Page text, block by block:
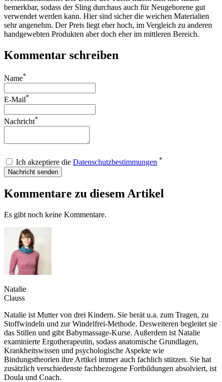
bemerkbar, sodass der Sling durchaus auch für Neugeborene gut
verwendet werden kann. Hier sind sicher die weichen Materialien
sehr angenehm. Der Preis liegt eher hoch, im Vergleich zu anderen
handgewebten Produkten aber doch eher im mittleren Bereich.
Kommentar schreiben
Name*
E-Mail*
Nachricht*
Ich akzeptiere die Datenschutzbestimmungen *
Nachricht senden
Kommentare zu diesem Artikel
Es gibt noch keine Kommentare.
Natalie
Clauss
Natalie ist Mutter von drei Kindern. Sie berät u.a. zum Tragen, zu
Stoffwindeln und zur Windelfrei-Methode. Desweiteren begleitet sie
das Stillen und gibt Babymassage-Kurse. Außerdem ist Natalie
examinierte Ergotherapeutin, sodass anatomische Grundlagen,
Krankheitswissen und psychologische Aspekte wie
Bindungstheorien ihre Artikel immer auch fachlich stützen. Sie hat
zusätzlich verschiedenste fachbezogene Fortbildungen absolviert, ist
Doula und Coach.